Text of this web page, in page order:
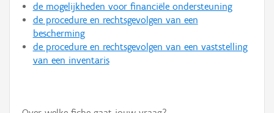
de mogelijkheden voor financiële ondersteuning
de procedure en rechtsgevolgen van een
bescherming
de procedure en rechtsgevolgen van een vaststelling
van een inventaris